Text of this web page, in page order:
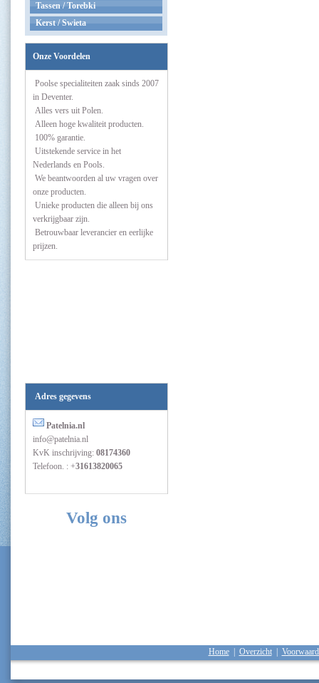
Tassen / Torebki
Kerst / Swieta
Onze Voordelen
Poolse specialiteiten zaak sinds 2007
in Deventer.
Alles vers uit Polen.
Alleen hoge kwaliteit producten.
100% garantie.
Uitstekende service in het
Nederlands en Pools.
We beantwoorden al uw vragen over
onze producten.
Unieke producten die alleen bij ons
verkrijgbaar zijn.
Betrouwbaar leverancier en eerlijke
prijzen.
Adres gegevens
Patelnia.nl
info@patelnia.nl
KvK inschrijving: 08174360
Telefoon. : +31613820065
Volg ons
Home| Overzicht|